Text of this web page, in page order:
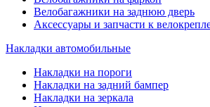
Велобагажники на заднюю дверь
Аксессуары и запчасти к
Накладки автомобильные
Накладки на пороги
Накладки на задний бампер
Накладки на зеркала